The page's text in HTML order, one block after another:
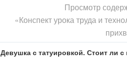
Просмотр
«Конспект урока труда и
Девушка с татуировкой. Стоит ли с